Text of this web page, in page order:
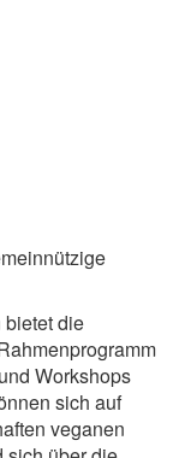
die
Workshops
sich auf
veganen